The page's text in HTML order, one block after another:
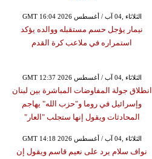
GMT 16:04 2026 الثلاثاء ,04 آب / أغسطس
نيمار يؤجل حسم مستقبله ووالده يؤكد
استمراره في ملاعب كرة القدم
GMT 12:37 2026 الثلاثاء ,04 آب / أغسطس
انطلاق جولة المفاوضات المباشرة بين لبنان
وإسرائيل في روما و"حزب الله" يهاجم
المحادثات ويقول إنها ستجلب "العار"
GMT 14:18 2026 الثلاثاء ,04 آب / أغسطس
نواف سلام يرد على نعيم قاسم ويقول إن